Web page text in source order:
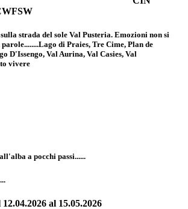
strada del sole Val Pusteria. Emozioni non si
di Praies, Tre Cime, Plan de
D'Issengo, Val Aurina, Val Casies, Val
vivere
a pocchi passi......
al 15.05.2026